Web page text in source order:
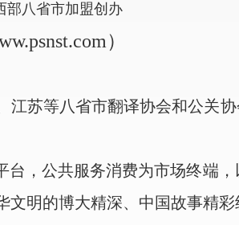
部八省市加盟创办
）
苏等八省市翻译协会和公关协
，公共服务消费为市场终端，
明的博大精深、中国故事精彩